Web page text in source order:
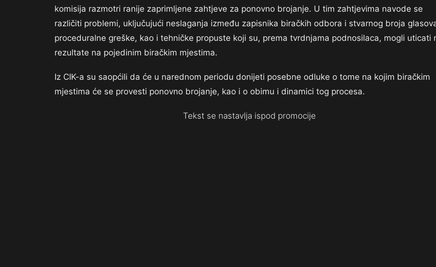
komisija razmotri ranije zaprimljene zahtjeve za ponovno brojanje. U tim zahtjevima navode se
različiti problemi, uključujući neslaganja između zapisnika biračkih odbora i stvarnog broja
proceduralne greške, kao i tehničke propuste koji su, prema tvrdnjama podnosilaca, mogli uticati
rezultate na pojedinim biračkim mjestima.
Iz CIK-a su saopćili da će u narednom periodu donijeti posebne odluke o tome na kojim biračkim
mjestima će se provesti ponovno brojanje, kao i o obimu i dinamici tog procesa.
Tekst se nastavlja ispod promocije